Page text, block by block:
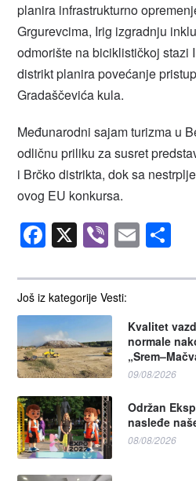
Još iz kategorije Vesti:
Kvalitet
normale
09/08/2026
Održan
nasleđe
08/08/2026
planira infrastrukturno
Grgurevcima, Irig izgradnju
odmorište na biciklističkoj stazi
distrikt planira povećanje
Gradaščevića kula.
Međunarodni sajam turizma u
odličnu priliku za susret
i Brčko distrikta, dok sa
ovog EU konkursa.
Facebook
X ViberEmail